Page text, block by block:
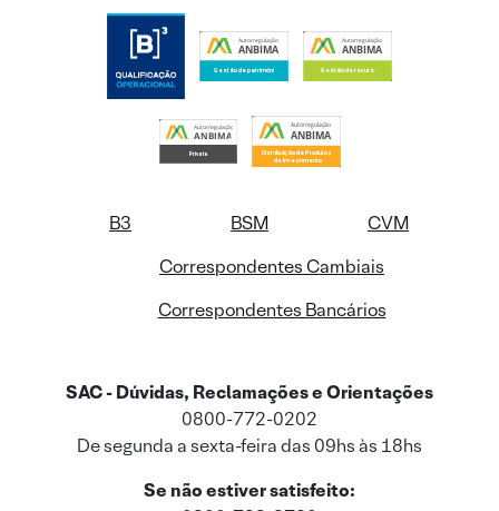
B3 BSM
CVM
Correspondentes Cambiais
Correspondentes Bancários
SAC - Dúvidas, Reclamações e Orientações
0800-772-0202
De segunda a sexta-feira das 09hs às 18hs
Se não estiver satisfeito: